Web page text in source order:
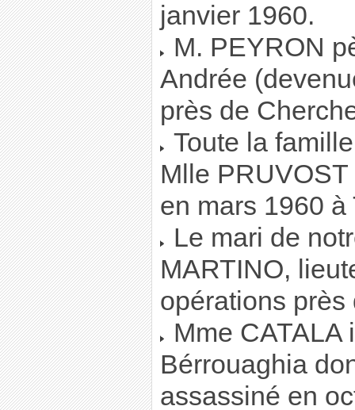
janvier 1960.
M. PEYRON
Andrée
près de
Toute la
Mlle PRUVOST
en mars 1960 à
Le mari de
MARTINO,
opérations
Mme CATALA
Bérrouaghia
assassiné en